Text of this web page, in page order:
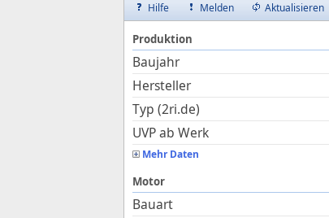
Hilfe Melden Aktualisieren
Produktion
Baujahr
Hersteller
Typ (2ri.de)
UVP ab Werk
Mehr Daten
Motor
Bauart